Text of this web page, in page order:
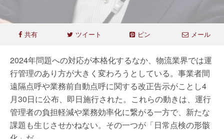
共有 ツイート ピン メール
2024年問題への対応が本格化するなか、物流業界では運
行管理のあり方が大きく変わろうとしている。事業者間
遠隔点呼や業務前自動点呼に関する改正告示がことし4
月30日に公布、即日施行された。これらの動きは、運行
管理者の負担軽減や業務効率化に繋がる一方で、新たな
課題も生じさせかねない。その一つが「日常点検の形骸